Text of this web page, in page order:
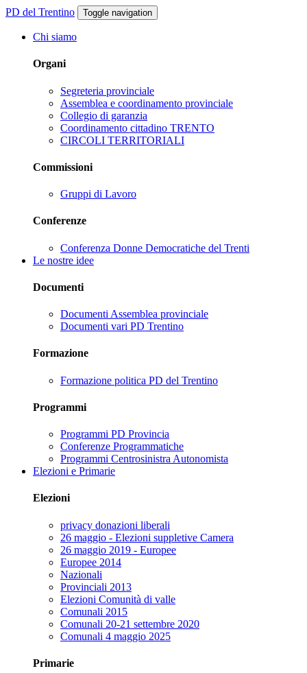
PD del Trentino Toggle navigation
Chi siamo
Organi
Segreteria provinciale
Assemblea e coordinamento provinciale
Collegio di garanzia
Coordinamento cittadino TRENTO
CIRCOLI TERRITORIALI
Commissioni
Gruppi di Lavoro
Conferenze
Conferenza Donne Democratiche del Trenti
Le nostre idee
Documenti
Documenti Assemblea provinciale
Documenti vari PD Trentino
Formazione
Formazione politica PD del Trentino
Programmi
Programmi PD Provincia
Conferenze Programmatiche
Programmi Centrosinistra Autonomista
Elezioni e Primarie
Elezioni
privacy donazioni liberali
26 maggio - Elezioni suppletive Camera
26 maggio 2019 - Europee
Europee 2014
Nazionali
Provinciali 2013
Elezioni Comunità di valle
Comunali 2015
Comunali 20-21 settembre 2020
Comunali 4 maggio 2025
Primarie